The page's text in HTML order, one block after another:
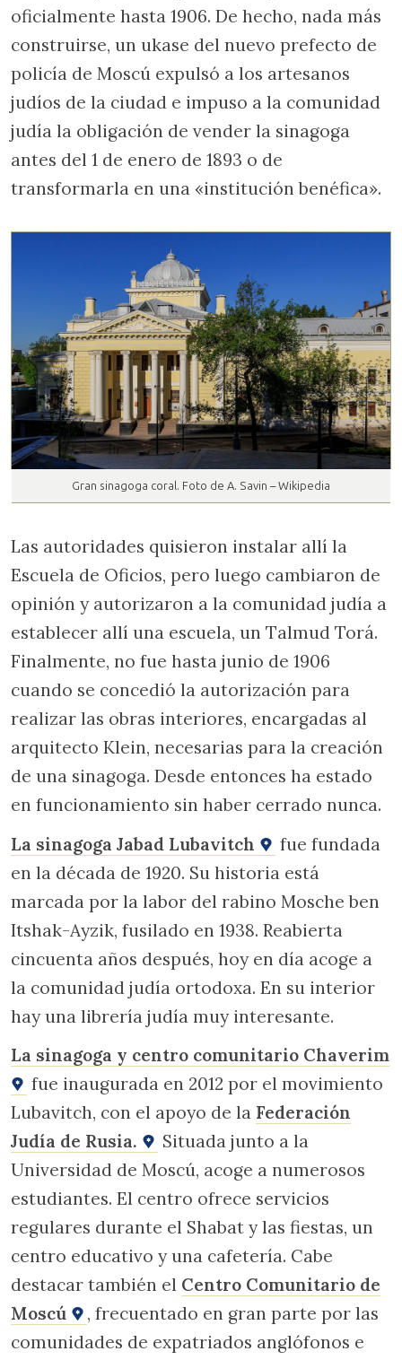
oficialmente hasta 1906. De hecho, nada más
construirse, un ukase del nuevo prefecto de
policía de Moscú expulsó a los artesanos
judíos de la ciudad e impuso a la comunidad
judía la obligación de vender la sinagoga
antes del 1 de enero de 1893 o de
transformarla en una «institución benéfica».
Gran sinagoga coral. Foto de A. Savin – Wikipedia
Las autoridades quisieron instalar allí la
Escuela de Oficios, pero luego cambiaron de
opinión y autorizaron a la comunidad judía a
establecer allí una escuela, un Talmud Torá.
Finalmente, no fue hasta junio de 1906
cuando se concedió la autorización para
realizar las obras interiores, encargadas al
arquitecto Klein, necesarias para la creación
de una sinagoga. Desde entonces ha estado
en funcionamiento sin haber cerrado nunca.
La sinagoga Jabad Lubavitch
fue fundada
en la década de 1920. Su historia está
marcada por la labor del rabino Mosche ben
Itshak-Ayzik, fusilado en 1938. Reabierta
cincuenta años después, hoy en día acoge a
la comunidad judía ortodoxa. En su interior
hay una librería judía muy interesante.
La sinagoga y centro comunitario Chaverim
fue inaugurada en 2012 por el movimiento
Lubavitch, con el apoyo de la Federación
Judía de Rusia.
Situada junto a la
Universidad de Moscú, acoge a numerosos
estudiantes. El centro ofrece servicios
regulares durante el Shabat y las fiestas, un
centro educativo y una cafetería. Cabe
destacar también el Centro Comunitario de
Moscú
, frecuentado en gran parte por las
comunidades de expatriados anglófonos e